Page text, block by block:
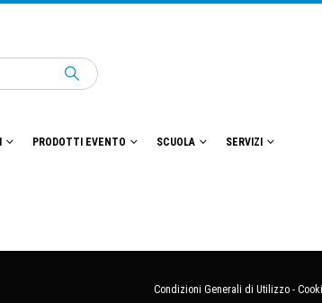
PRODOTTI EVENTO SCUOLA SERVIZI
Condizioni Generali di Utilizzo -